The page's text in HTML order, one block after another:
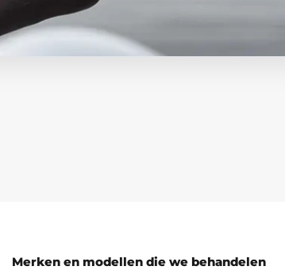
Merken en modellen die we behandelen